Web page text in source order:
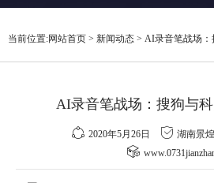
关于我们
当前位置:网站首页 > 新闻动态 > AI录音笔战场：
AI录音笔战场：搜狗与
2020年5月26日
湖南景